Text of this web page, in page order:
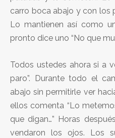
carro boca abajo y con los
Lo mantienen así como
pronto dice uno “No que
Todos ustedes ahora si a
paro”. Durante todo el
abajo sin permitirle ver
ellos comenta “Lo
que digan…” Horas
vendaron los ojos. Los